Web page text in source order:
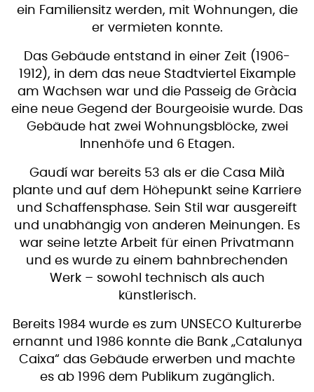
ein Familiensitz werden, mit Wohnungen, die
er vermieten konnte.
Das Gebäude entstand in einer Zeit (1906-
1912), in dem das neue Stadtviertel Eixample
am Wachsen war und die Passeig de Gràcia
eine neue Gegend der Bourgeoisie wurde. Das
Gebäude hat zwei Wohnungsblöcke, zwei
Innenhöfe und 6 Etagen.
Gaudí war bereits 53 als er die Casa Milà
plante und auf dem Höhepunkt seine Karriere
und Schaffensphase. Sein Stil war ausgereift
und unabhängig von anderen Meinungen. Es
war seine letzte Arbeit für einen Privatmann
und es wurde zu einem bahnbrechenden
Werk – sowohl technisch als auch
künstlerisch.
Bereits 1984 wurde es zum UNSECO Kulturerbe
ernannt und 1986 konnte die Bank „Catalunya
Caixa“ das Gebäude erwerben und machte
es ab 1996 dem Publikum zugänglich.